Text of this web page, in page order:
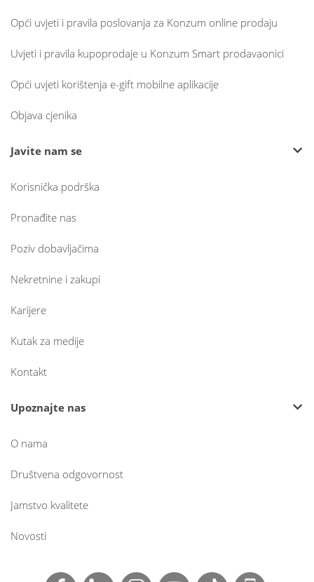
Opći uvjeti i pravila poslovanja za Konzum online prodaju
Uvjeti i pravila kupoprodaje u Konzum Smart prodavaonici
Opći uvjeti korištenja e-gift mobilne aplikacije
Objava cjenika
Javite nam se
Korisnička podrška
Pronađite nas
Poziv dobavljačima
Nekretnine i zakupi
Karijere
Kutak za medije
Kontakt
Upoznajte nas
O nama
Društvena odgovornost
Jamstvo kvalitete
Novosti